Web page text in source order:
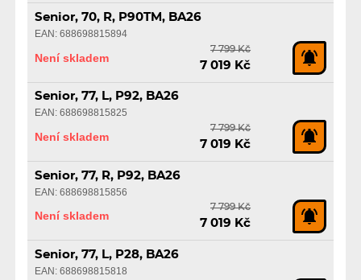
Senior, 70, R, P90TM, BA26
EAN: 688698815894
Není skladem
7 799 Kč
7 019 Kč
Senior, 77, L, P92, BA26
EAN: 688698815825
Není skladem
7 799 Kč
7 019 Kč
Senior, 77, R, P92, BA26
EAN: 688698815856
Není skladem
7 799 Kč
7 019 Kč
Senior, 77, L, P28, BA26
EAN: 688698815818